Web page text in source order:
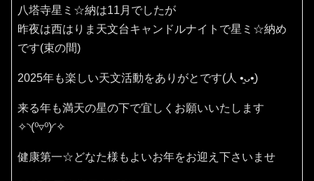
八塔寺星ミ☆納は11月でしたが
昨夜は西はりま天文台キャンドルナイトで星ミ☆納め
です(束の間)
2025年も楽しい天文活動をありがとです(⁠人⁠ ⁠•͈⁠ᴗ⁠•͈⁠)
来る年も満天の星の下で宜しくお願いいたします
✧⁠◝⁠(⁠⁰⁠▿⁠⁰⁠)⁠◜⁠✧
健康第一☆どなた様もよいお年をお迎え下さいませ